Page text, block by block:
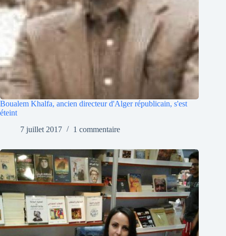
Boualem Khalfa, ancien directeur d'Alger républicain, s'est
éteint
7 juillet 2017
1 commentaire